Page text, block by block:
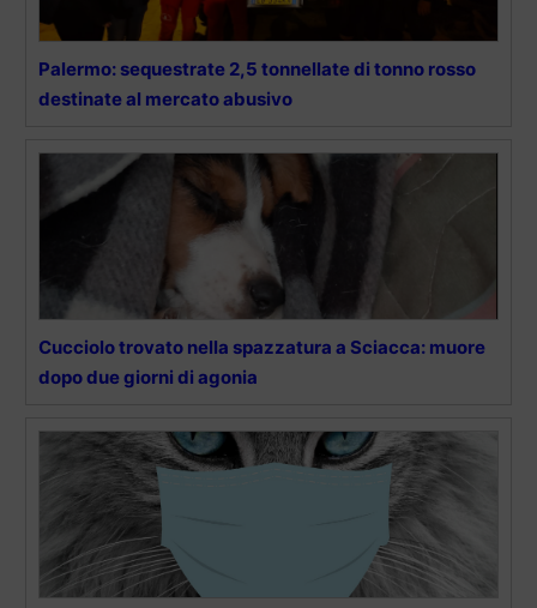
Palermo: sequestrate 2,5 tonnellate di tonno rosso
destinate al mercato abusivo
Cucciolo trovato nella spazzatura a Sciacca: muore
dopo due giorni di agonia